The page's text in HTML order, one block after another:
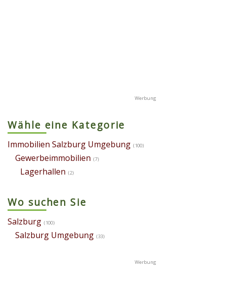
Wähle eine Kategorie
Immobilien Salzburg Umgebung (100)
Gewerbeimmobilien (7)
Lagerhallen (2)
Wo suchen Sie
Salzburg (100)
Salzburg Umgebung (33)